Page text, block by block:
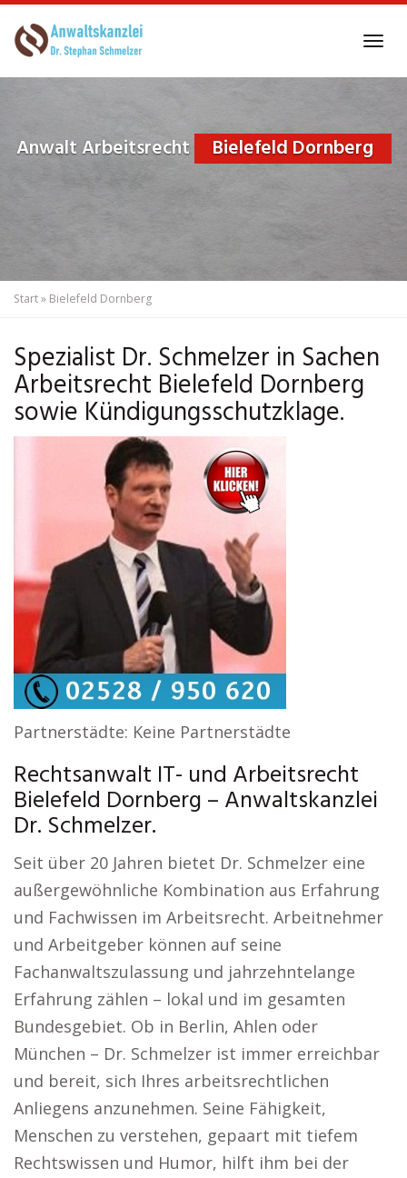
to
Anwalt Arbeitsrecht Bielefeld Dornberg
Start» Bielefeld Dornberg
Spezialist Dr. Schmelzer in Sachen
Arbeitsrecht Bielefeld Dornberg
sowie Kündigungsschutzklage.
Partnerstädte: Keine Partnerstädte
Rechtsanwalt IT- und Arbeitsrecht
Bielefeld Dornberg – Anwaltskanzlei
Dr. Schmelzer.
Seit über 20 Jahren bietet Dr. Schmelzer eine
außergewöhnliche Kombination aus Erfahrung
und Fachwissen im Arbeitsrecht. Arbeitnehmer
und Arbeitgeber können auf seine
Fachanwaltszulassung und jahrzehntelange
Erfahrung zählen – lokal und im gesamten
Bundesgebiet. Ob in Berlin, Ahlen oder
München – Dr. Schmelzer ist immer erreichbar
und bereit, sich Ihres arbeitsrechtlichen
Anliegens anzunehmen. Seine Fähigkeit,
Menschen zu verstehen, gepaart mit tiefem
Rechtswissen und Humor, hilft ihm bei der